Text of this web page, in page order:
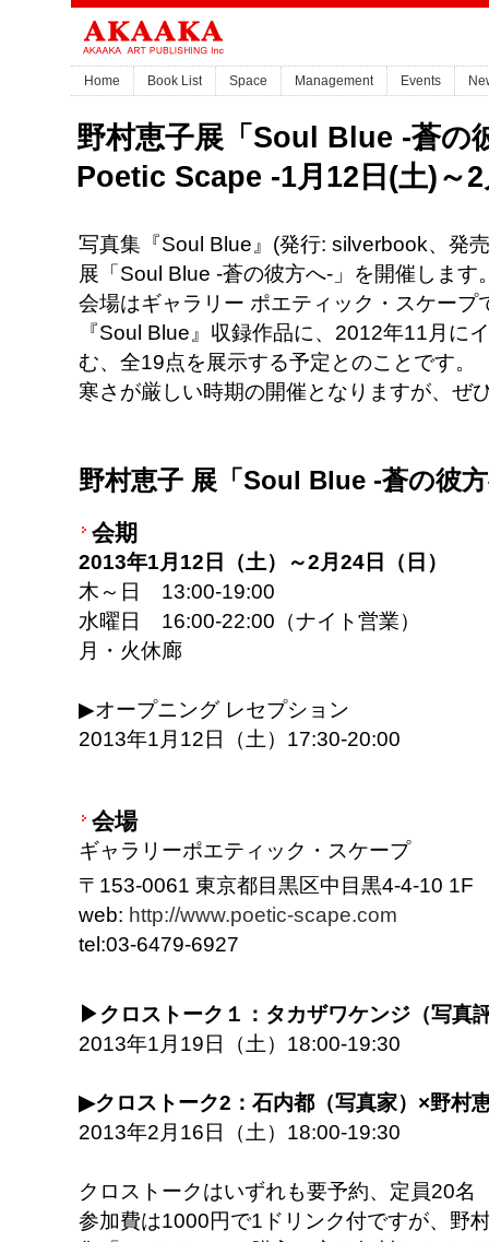
Home Book List Space Management Events
野村恵子展「Soul Blue -蒼の
Poetic Scape -1月12日(土)～
写真集『Soul Blue』(発行: silverbook、発
展「Soul Blue -蒼の彼方へ-」を開催します
会場はギャラリー ポエティック・スケープ
『Soul Blue』収録作品に、2012年11月に
む、全19点を展示する予定とのことです。
寒さが厳しい時期の開催となりますが、ぜ
野村恵子 展「Soul Blue -蒼の彼
会期
2013年1月12日（土）～2月24日（日）
木～日 13:00-19:00
水曜日 16:00-22:00（ナイト営業）
月・火休廊
▶オープニング レセプション
2013年1月12日（土）17:30-20:00
会場
ギャラリーポエティック・スケープ
〒153-0061 東京都目黒区中目黒4-4-10 1F
web: http://www.poetic-scape.com
tel:03-6479-6927
▶クロストーク１：タカザワケンジ（写真
2013年1月19日（土）18:00-19:30
▶クロストーク2：石内都（写真家）×野村
2013年2月16日（土）18:00-19:30
クロストークはいずれも要予約、定員20名
参加費は1000円で1ドリンク付ですが、野